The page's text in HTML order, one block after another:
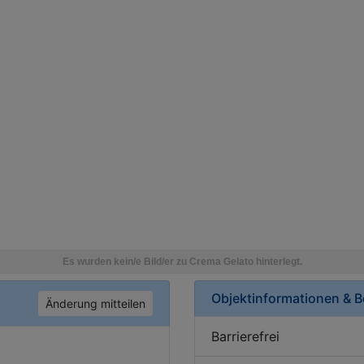
Änderung mitteilen Objektinformationen &
Barrierefrei